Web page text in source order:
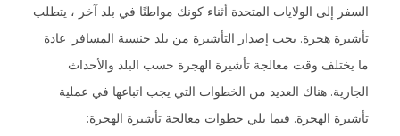
السفر إلى الولايات المتحدة أثناء كونك مواطنًا في بلد آخر ، يتطلب
تأشيرة هجرة. يجب إصدار التأشيرة من بلد جنسية المسافر. عادة
ما يختلف وقت معالجة تأشيرة الهجرة حسب البلد والأحداث
الجارية. هناك العديد من الخطوات التي يجب اتباعها في عملية
تأشيرة الهجرة. فيما يلي خطوات معالجة تأشيرة الهجرة: